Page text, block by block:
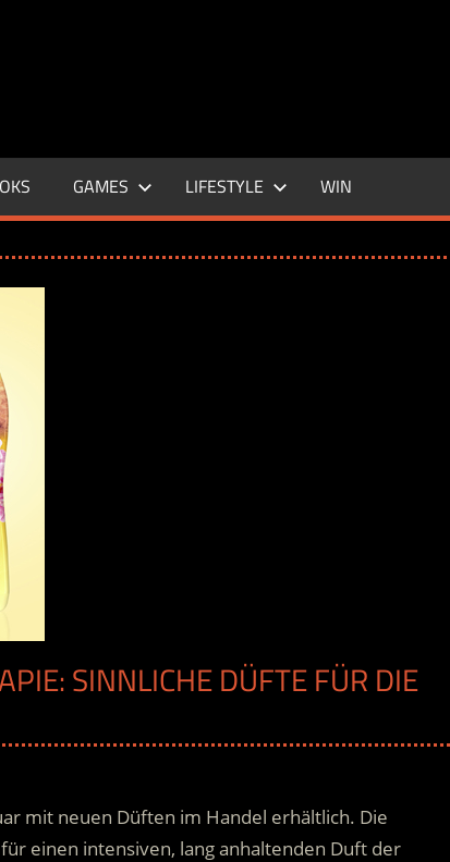
–
LIFE
&
MAGAZINE
GAMES LIFESTYLE WIN
SINNLICHE DÜFTE FÜR DIE
mit neuen Düften im Handel erhältlich. Die
einen intensiven, lang anhaltenden Duft der